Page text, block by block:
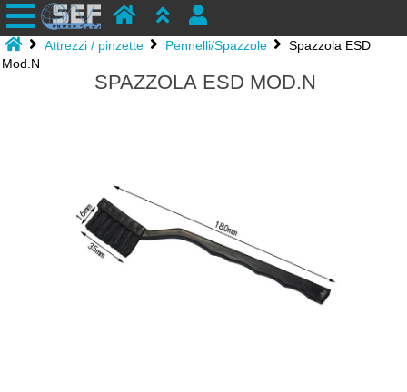
Attrezzi / pinzette Pennelli/Spazzole
Spazzola ESD
Mod.N
SPAZZOLA ESD MOD.N